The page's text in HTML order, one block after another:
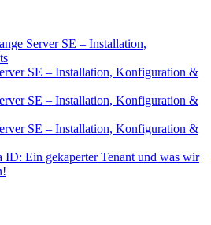
Server SE – Installation,
SE – Installation, Konfiguration &
SE – Installation, Konfiguration &
SE – Installation, Konfiguration &
ID: Ein gekaperter Tenant und was wir